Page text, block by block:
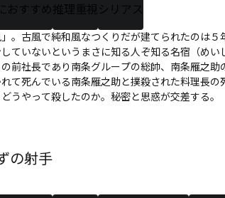
おすすめ推理重視 シリアス
。古風で純和風なつくりだが建てられたのは
ていないというまさに知る人ぞ知る名宿（め
前社長であり南条グループの総帥、南条雁之
て死んでいる南条雁之助と撲殺された料理長
うやって殺したのか。秘密と思惑が交差する。
の射手